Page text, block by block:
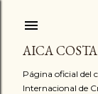
AICA
Página oficial del
Internacional de